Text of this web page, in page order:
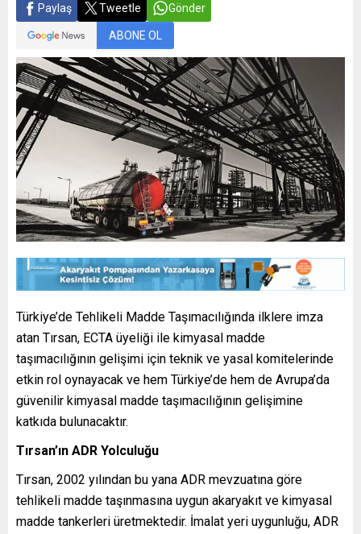
Paylaş Tweetle Gönder
ABONE OL
Türkiye’de Tehlikeli Madde Taşımacılığında ilklere imza
atan Tırsan, ECTA üyeliği ile kimyasal madde
taşımacılığının gelişimi için teknik ve yasal komitelerinde
etkin rol oynayacak ve hem Türkiye’de hem de Avrupa’da
güvenilir kimyasal madde taşımacılığının gelişimine
katkıda bulunacaktır.
Tırsan’ın ADR Yolculuğu
Tırsan, 2002 yılından bu yana ADR mevzuatına göre
tehlikeli madde taşınmasına uygun akaryakıt ve kimyasal
madde tankerleri üretmektedir. İmalat yeri uygunluğu, ADR